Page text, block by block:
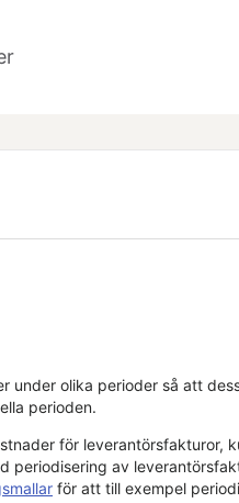
under olika perioder så att
perioden.
för leverantörsfakturor,
periodisering av
för att till exempel